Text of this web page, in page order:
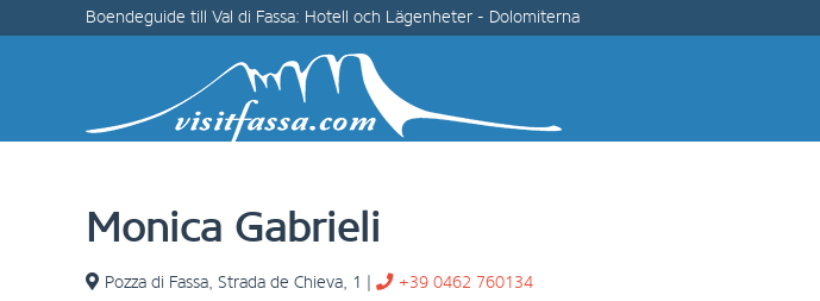
Boendeguide till Val di Fassa: Hotell och Lägenheter - Dolomiterna
Monica Gabrieli
Pozza di Fassa, Strada de Chieva, 1 | +39 0462 760134